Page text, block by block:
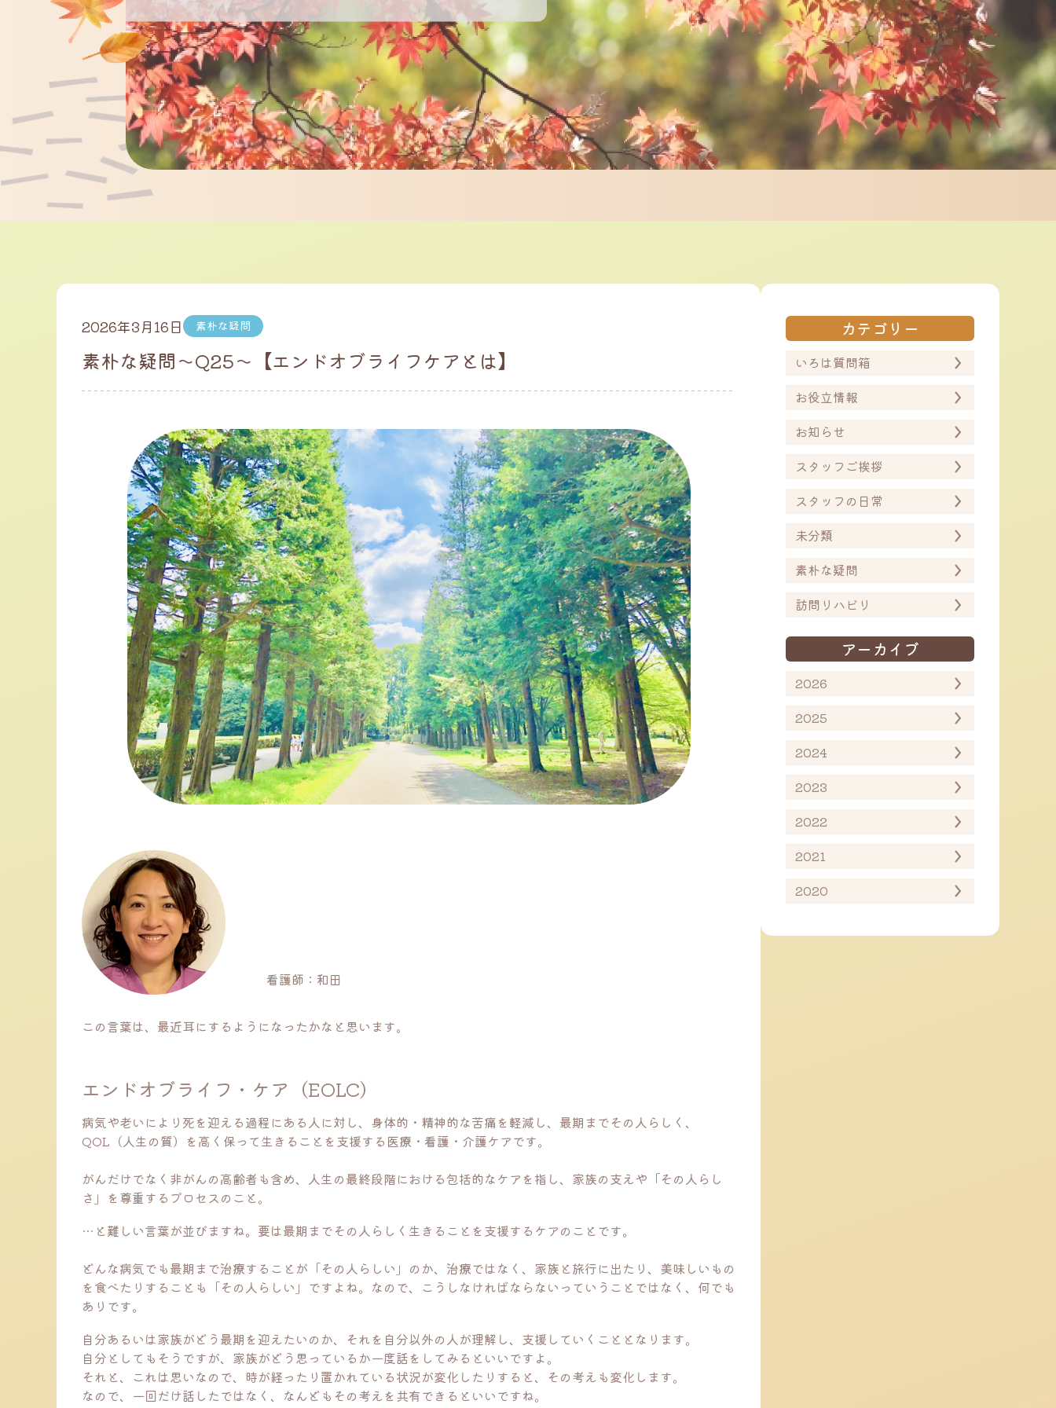
2026年3月16日 素朴な疑問
素朴な疑問～Q25～【エンドオブライフケアとは】
看護師：和田
この言葉は、最近耳にするようになったかなと思います。
エンドオブライフ・ケア（EOLC）
病気や老いにより死を迎える過程にある人に対し、身体的・精神的な苦痛を軽減し、最期までその人らしく、
QOL（人生の質）を高く保って生きることを支援する医療・看護・介護ケアです。
がんだけでなく非がんの高齢者も含め、人生の最終段階における包括的なケアを指し、家族の支えや「その人らし
さ」を尊重するプロセスのこと。
…と難しい言葉が並びますね。要は最期までその人らしく生きることを支援するケアのことです。
どんな病気でも最期まで治療することが「その人らしい」のか、治療ではなく、家族と旅行に出たり、美味しいもの
を食べたりすることも「その人らしい」ですよね。なので、こうしなければならないっていうことではなく、何でも
ありです。
自分あるいは家族がどう最期を迎えたいのか、それを自分以外の人が理解し、支援していくこととなります。
自分としてもそうですが、家族がどう思っているか一度話をしてみるといいですよ。
それと、これは思いなので、時が経ったり置かれている状況が変化したりすると、その考えも変化します。
なので、一回だけ話したではなく、なんどもその考えを共有できるといいですね。
カテゴリー
いろは質問箱
お役立情報
お知らせ
スタッフご挨拶
スタッフの日常
未分類
素朴な疑問
訪問リハビリ
アーカイブ
2026
2025
2024
2023
2022
2021
2020